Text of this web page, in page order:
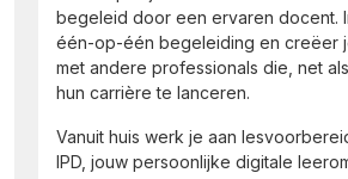
begeleid door een ervaren docent.
één-op-één begeleiding en creëer
met andere professionals die, net
hun carrière te lanceren.
Vanuit huis werk je aan
IPD, jouw persoonlijke digitale